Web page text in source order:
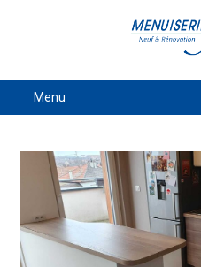
Menu